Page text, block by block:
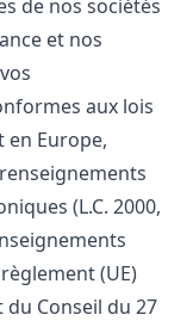
de nos sociétés
et nos
aux lois
en Europe,
(L.C. 2000,
(UE)
Conseil du 27